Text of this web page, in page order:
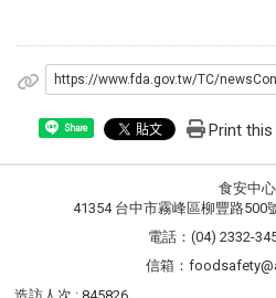
https://www.fda.gov.tw/TC/
Share Print this
食安中心
41354 台中市霧峰區柳豐路500
電話：(04) 2332-
信箱：